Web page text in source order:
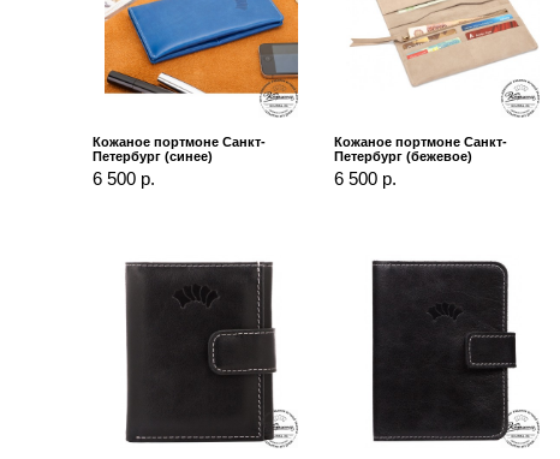
Кожаное портмоне Санкт-
Петербург (синее)
6 500 р.
Кожаное портмоне Санкт-
Петербург (бежевое)
6 500 р.